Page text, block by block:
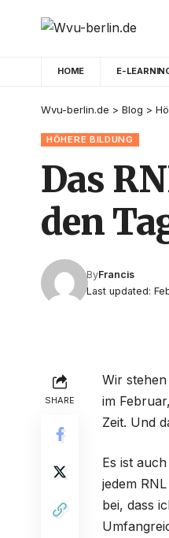
HOME E-
Wvu-berlin.de > Blog >
HÖHERE BILDUNG
Das
den
Last updated:
ByFrancis
SHARE
Wir
im
Zeit. Und
Es ist
jedem
bei, dass